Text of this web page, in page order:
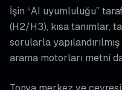
İşin “AI uyumluluğu”
(H2/H3), kısa tanımlar,
sorularla
arama motorları metni